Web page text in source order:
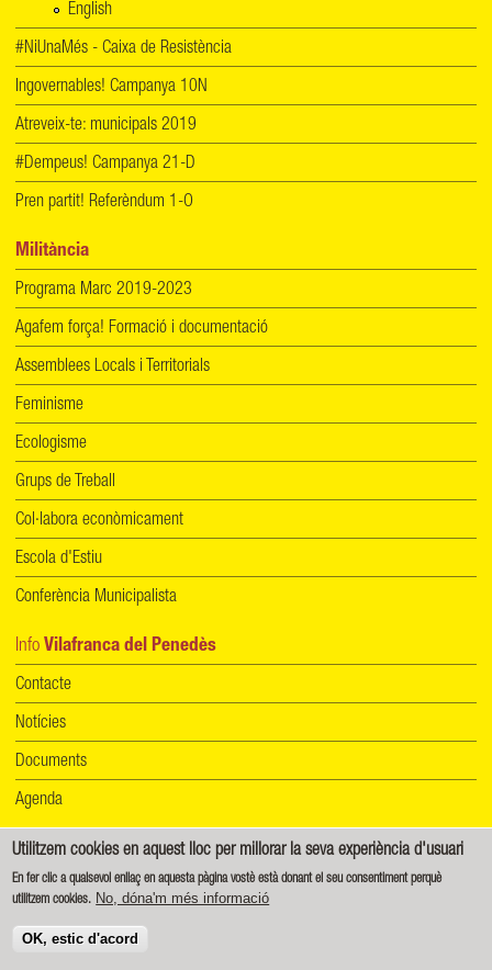
English
#NiUnaMés - Caixa de Resistència
Ingovernables! Campanya 10N
Atreveix-te: municipals 2019
#Dempeus! Campanya 21-D
Pren partit! Referèndum 1-O
Militància
Programa Marc 2019-2023
Agafem força! Formació i documentació
Assemblees Locals i Territorials
Feminisme
Ecologisme
Grups de Treball
Col·labora econòmicament
Escola d'Estiu
Conferència Municipalista
Info Vilafranca del Penedès
Contacte
Notícies
Documents
Agenda
Informació de protecció de dades Política de cookies
Creative Commons - Reconeixement-CompartirIgual 4.0 Internacional (CC BY-SA 4.0)
Utilitzem cookies en aquest lloc per millorar la seva experiència d'usuari
En fer clic a qualsevol enllaç en aquesta pàgina vostè està donant el seu consentiment perquè
utilitzem cookies. No, dóna'm més informació
OK, estic d'acord